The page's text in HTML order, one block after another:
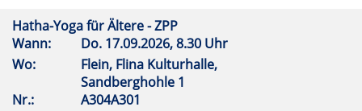
Hatha-Yoga für Ältere - ZPP
Wann:
Do. 17.09.2026, 8.30 Uhr
Wo:
Flein, Flina Kulturhalle,
Sandberghohle 1
Nr.:
A304A301